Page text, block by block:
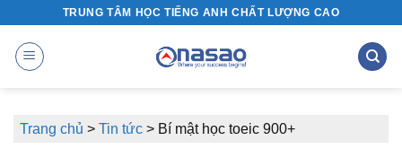
nội
TRUNG TÂM HỌC TIẾNG ANH CHẤT LƯỢNG CAO
Trang chủ > Tin tức > Bí mật học toeic 900+